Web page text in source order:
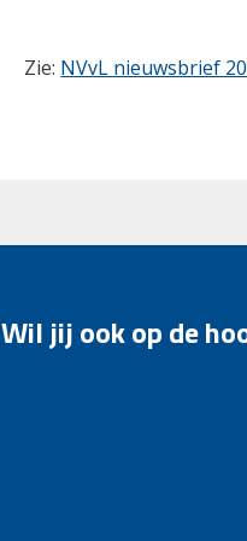
Zie: NVvL nieuwsbrief
Wil jij ook op de